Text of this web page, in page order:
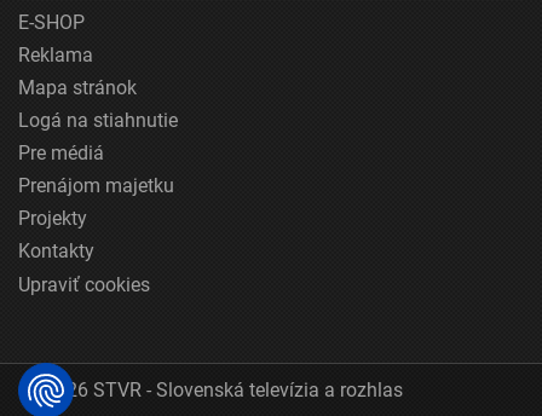
E-SHOP
Reklama
Mapa stránok
Logá na stiahnutie
Pre médiá
Prenájom majetku
Projekty
Kontakty
Upraviť cookies
© 2026 STVR - Slovenská televízia a rozhlas